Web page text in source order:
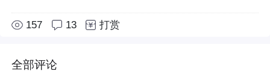
157 13 打赏
全部评论